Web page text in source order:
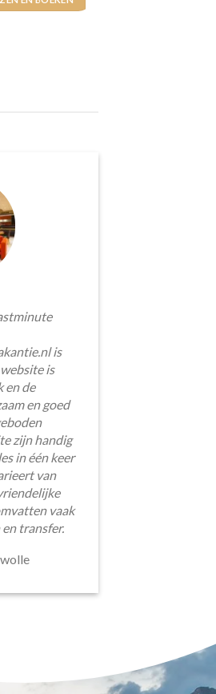
is
is
en de
en goed
zijn handig
in één keer
van
vaak
transfer.